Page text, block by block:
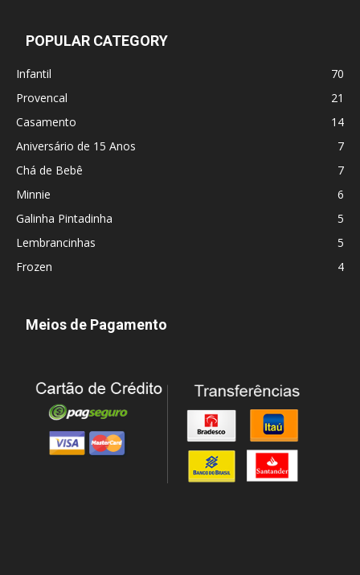
POPULAR CATEGORY
Infantil
70
Provencal
21
Casamento
14
Aniversário de 15 Anos
7
Chá de Bebê
7
Minnie
6
Galinha Pintadinha
5
Lembrancinhas
5
Frozen
4
Meios de Pagamento